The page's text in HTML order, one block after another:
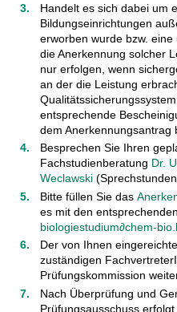
Handelt es sich dabei um
Bildungseinrichtungen
erworben wurde bzw.
die Anerkennung solcher
nur erfolgen, wenn
an der die Leistung
entsprechende
dem Anerkennungsantrag
Besprechen Sie Ihren
Fachstudienberatung Dr.
Weclawski
Bitte füllen Sie das
es mit den
biologiestudium∂chem-
Der von Ihnen
zuständigen
Prüfungskommission
Nach Überprüfung und
Prüfungsausschuss